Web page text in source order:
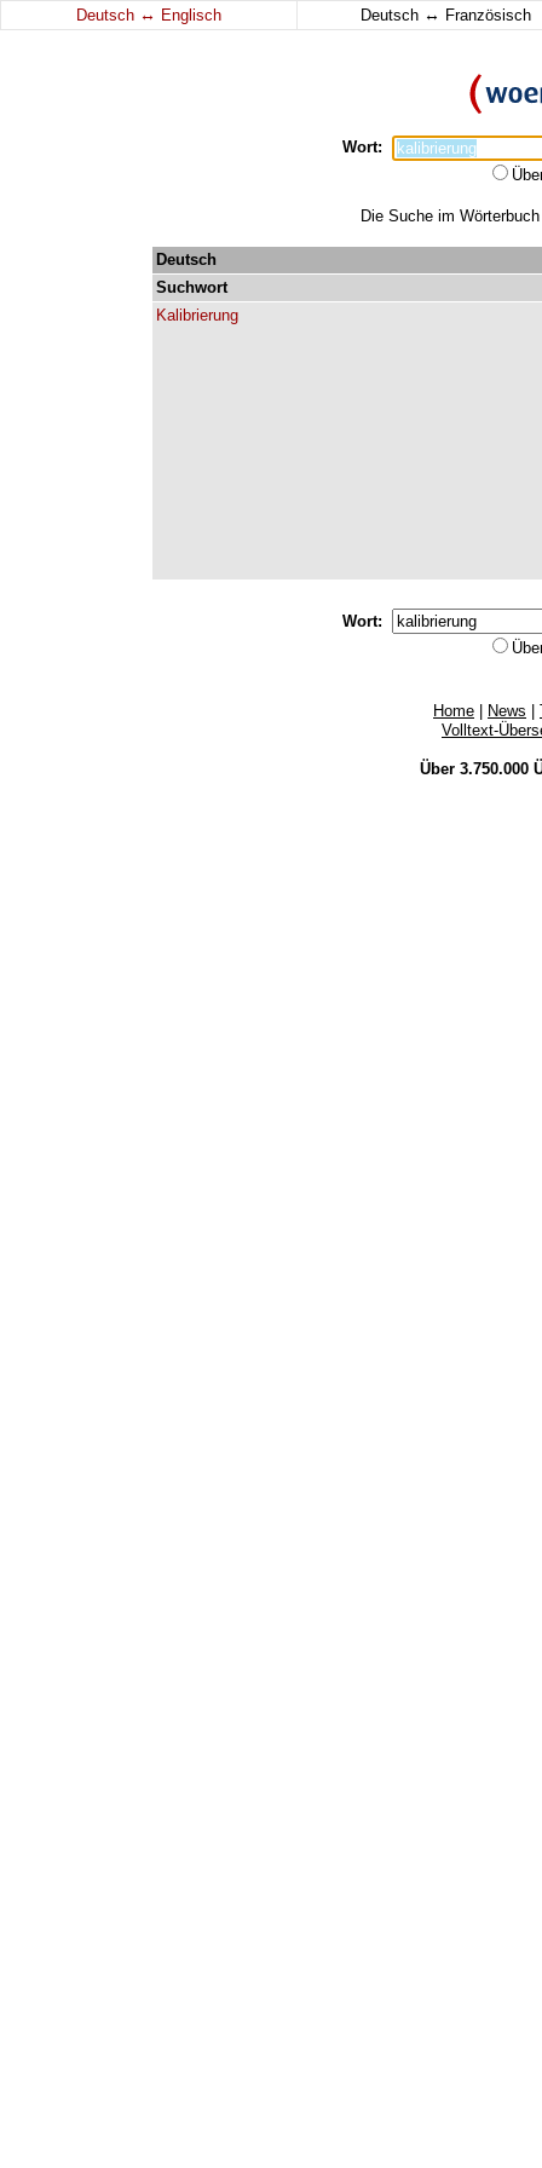
Deutsch ↔ Englisch Deutsch ↔ Französisch
Wort:
Die Suche im
Deutsch
Suchwort
Kalibrierung
Wort:
Home News
Volltext-
Über 3.750.000